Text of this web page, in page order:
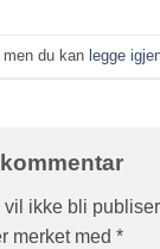
du kan legge
ikke bli
merket med *